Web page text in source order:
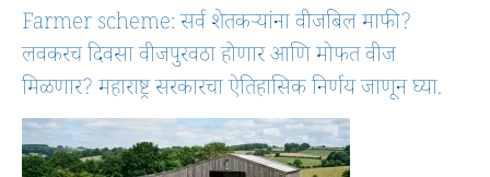
Farmer scheme: सर्व शेतकऱ्यांना वीजबिल माफी?
लवकरच दिवसा वीजपुरवठा होणार आणि मोफत वीज
मिळणार? महाराष्ट्र सरकारचा ऐतिहासिक निर्णय जाणून घ्या.